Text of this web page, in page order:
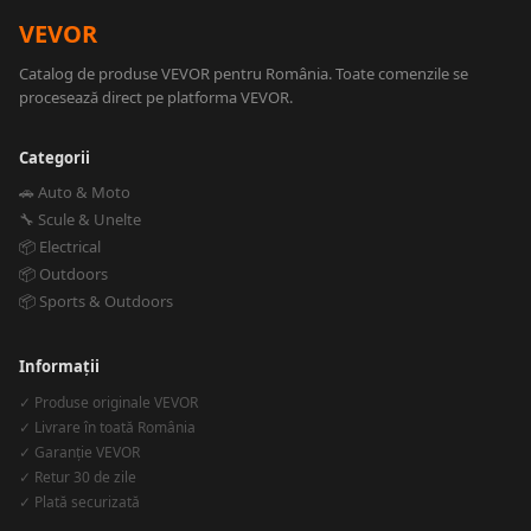
VEVOR
Catalog de produse VEVOR pentru România. Toate comenzile se
procesează direct pe platforma VEVOR.
Categorii
🚗 Auto & Moto
🔧 Scule & Unelte
📦 Electrical
📦 Outdoors
📦 Sports & Outdoors
Informații
✓ Produse originale VEVOR
✓ Livrare în toată România
✓ Garanție VEVOR
✓ Retur 30 de zile
✓ Plată securizată